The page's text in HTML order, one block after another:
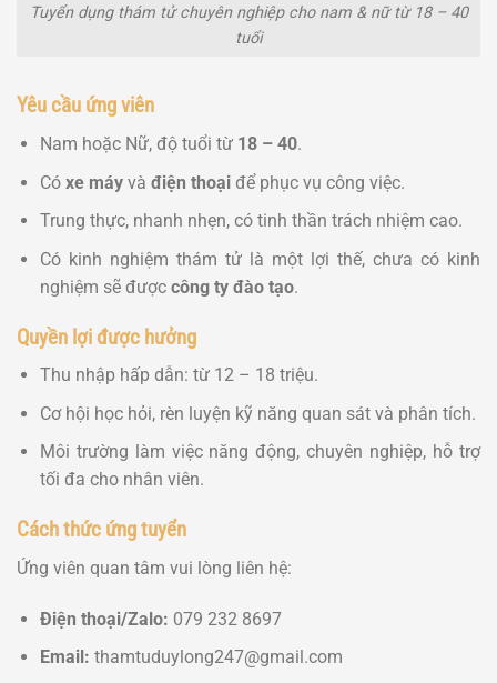
Tuyển dụng thám tử chuyên nghiệp cho nam & nữ từ 18 – 40
tuổi
Yêu cầu ứng viên
Nam hoặc Nữ, độ tuổi từ 18 – 40.
Có xe máyvà điện thoạiđể phục vụ công việc.
Trung thực, nhanh nhẹn, có tinh thần trách nhiệm cao.
Có kinh nghiệm thám tử là một lợi thế, chưa có kinh
nghiệm sẽ được công ty đào tạo.
Quyền lợi được hưởng
Thu nhập hấp dẫn: từ 12 – 18 triệu.
Cơ hội học hỏi, rèn luyện kỹ năng quan sát và phân tích.
Môi trường làm việc năng động, chuyên nghiệp, hỗ trợ
tối đa cho nhân viên.
Cách thức ứng tuyển
Ứng viên quan tâm vui lòng liên hệ:
Điện thoại/Zalo: 079 232 8697
Email: thamtuduylong247@gmail.com